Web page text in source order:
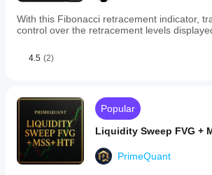
With this Fibonacci retracement indicator,
control over the retracement levels
4.5 (2)
Popular
Liquidity Sweep FVG +
PrimeQuant